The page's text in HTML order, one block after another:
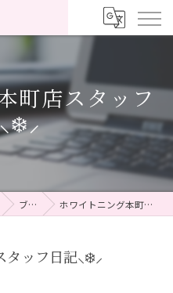
町店スタッフ
ブログ ホワイトニング本町店スタッフ日記⸜❄️⸝
タッフ日記⸜❄️⸝